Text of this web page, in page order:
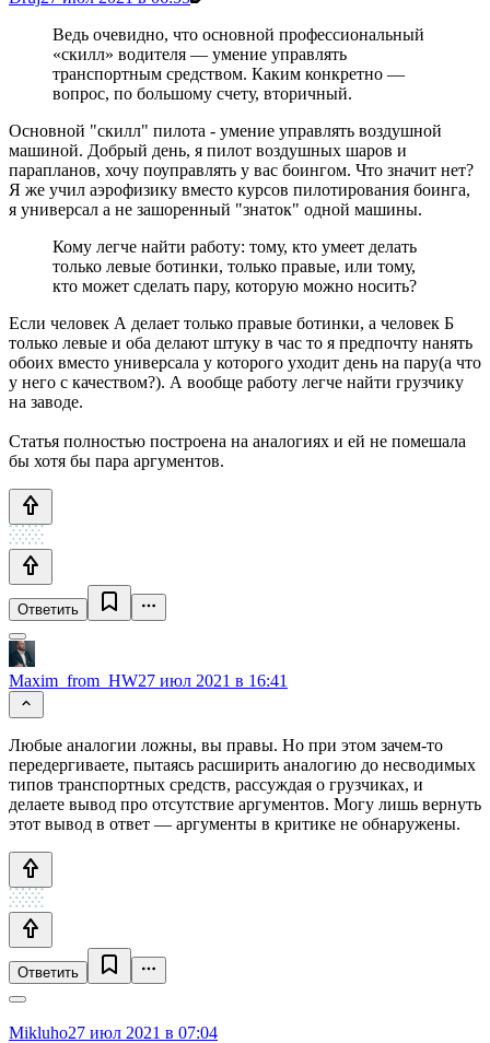
Ведь очевидно, что основной профессиональный
«скилл» водителя — умение управлять
транспортным средством. Каким конкретно —
вопрос, по большому счету, вторичный.
Основной "скилл" пилота - умение управлять воздушной
машиной. Добрый день, я пилот воздушных шаров и
парапланов, хочу поуправлять у вас боингом. Что значит нет?
Я же учил аэрофизику вместо курсов пилотирования боинга,
я универсал а не зашоренный "знаток" одной машины.
Кому легче найти работу: тому, кто умеет делать
только левые ботинки, только правые, или тому,
кто может сделать пару, которую можно носить?
Если человек А делает только правые ботинки, а человек Б
только левые и оба делают штуку в час то я предпочту нанять
обоих вместо универсала у которого уходит день на пару(а что
у него с качеством?). А вообще работу легче найти грузчику
на заводе.
Статья полностью построена на аналогиях и ей не помешала
бы хотя бы пара аргументов.
Ответить
Maxim_from_HW27 июл 2021 в 16:41
Любые аналогии ложны, вы правы. Но при этом зачем-то
передергиваете, пытаясь расширить аналогию до несводимых
типов транспортных средств, рассуждая о грузчиках, и
делаете вывод про отсутствие аргументов. Могу лишь вернуть
этот вывод в ответ — аргументы в критике не обнаружены.
Ответить
Mikluho27 июл 2021 в 07:04